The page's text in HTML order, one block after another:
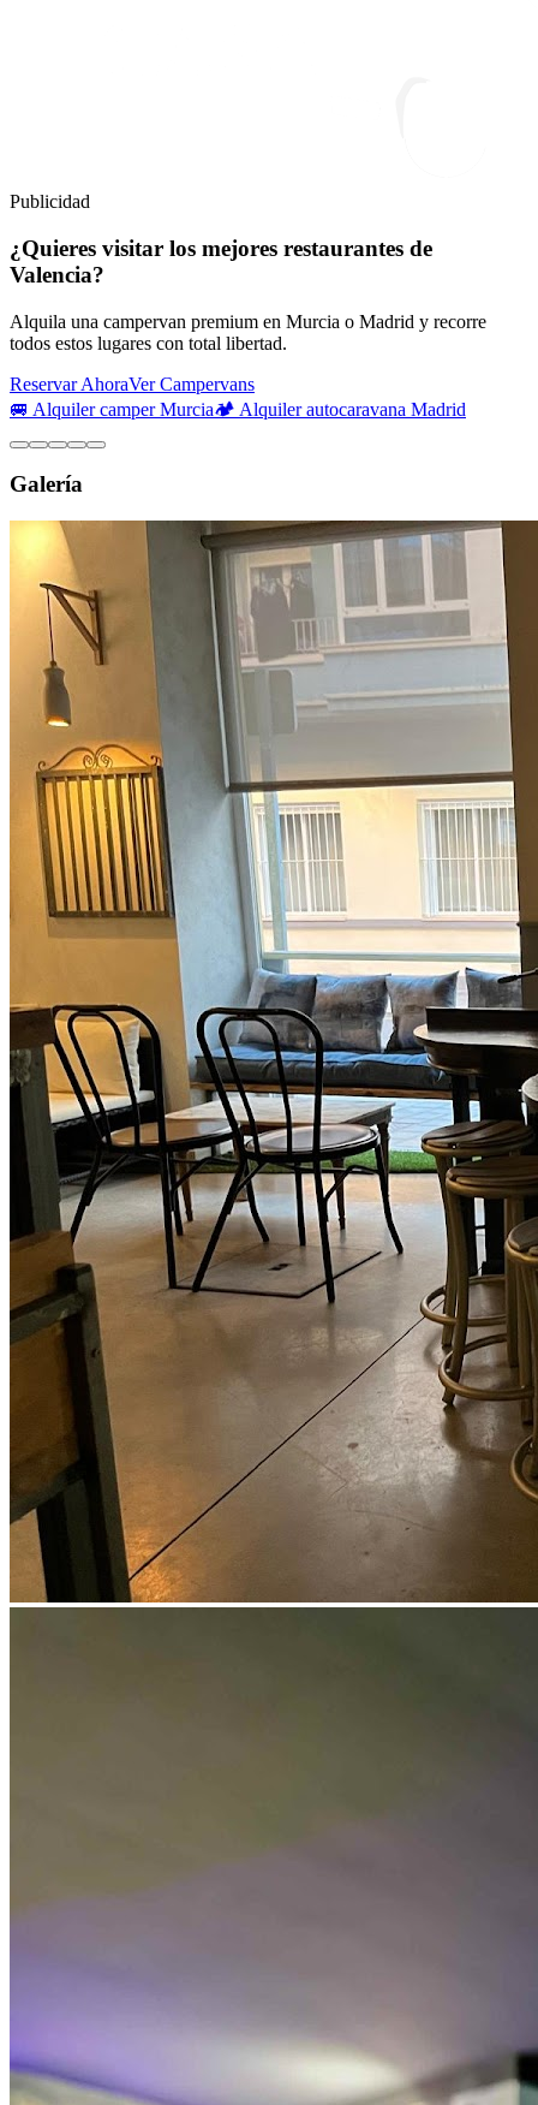
Publicidad
¿Quieres visitar los mejores restaurantes de
Valencia?
Alquila una campervan premium en Murcia o Madrid y recorre
todos estos lugares con total libertad.
Reservar AhoraVer Campervans
🚐 Alquiler camper Murcia🏕️ Alquiler autocaravana Madrid
Galería